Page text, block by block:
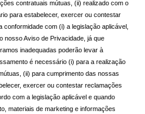
contratuais mútuas, (ii) realizado com o
para estabelecer, exercer ou contestar
com (i) a legislação aplicável,
nosso Aviso de Privacidade, já que
inadequadas poderão levar à
é necessário (i) para a realização
(ii) para cumprimento das nossas
exercer ou contestar reclamações
com a legislação aplicável e quando
materiais de marketing e informações